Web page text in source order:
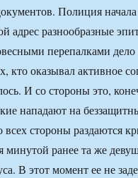
Полиция начала
адрес разнообразные
перепалками
кто оказывал активное
И со стороны это,
нападают на
всех стороны раздаются
минутой ранее та же
В этот момент ее не